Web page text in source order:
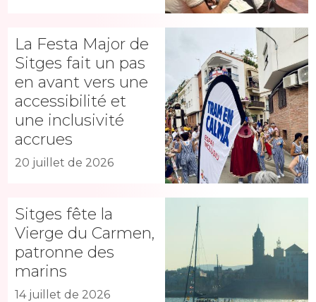
La Festa Major de
Sitges fait un pas
en avant vers une
accessibilité et
une inclusivité
accrues
20 juillet de 2026
Sitges fête la
Vierge du Carmen,
patronne des
marins
14 juillet de 2026